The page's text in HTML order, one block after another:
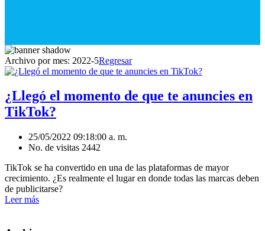
Archivo por mes: 2022-5Regresar
¿Llegó el momento de que te anuncies en
TikTok?
25/05/2022 09:18:00 a. m.
No. de visitas 2442
TikTok se ha convertido en una de las plataformas de mayor
crecimiento. ¿Es realmente el lugar en donde todas las marcas deben
de publicitarse?
Leer más